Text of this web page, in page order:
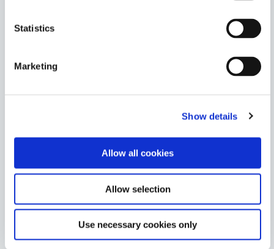
Statistics
Marketing
Show details
Allow all cookies
Allow selection
Use necessary cookies only
Le joint d'étanchéité moulé sur place présente une
excellente résistance à l'humidité et aux produits
nécessitent une faible déformation rémanente. Ce joint
sans silicone a une viscosité autonivelante et durcit à la
lumière UV/visible en quelques secondes.
Asia
Europe
9482
Revêtement conforme fluorescent conçu pour une
protection supérieure des circuits avec des épaisseurs